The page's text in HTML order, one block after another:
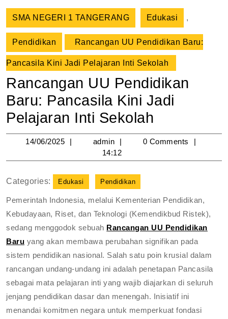
SMA NEGERI 1 TANGERANG Edukasi ,
Pendidikan Rancangan UU Pendidikan Baru:
Pancasila Kini Jadi Pelajaran Inti Sekolah
Rancangan UU Pendidikan
Baru: Pancasila Kini Jadi
Pelajaran Inti Sekolah
14/06/2025 14/06/2025
admin admin0 Comments
14:12
Categories: Edukasi Pendidikan
Pemerintah Indonesia, melalui Kementerian Pendidikan,
Kebudayaan, Riset, dan Teknologi (Kemendikbud Ristek),
sedang menggodok sebuah Rancangan UU Pendidikan
Baru yang akan membawa perubahan signifikan pada
sistem pendidikan nasional. Salah satu poin krusial dalam
rancangan undang-undang ini adalah penetapan Pancasila
sebagai mata pelajaran inti yang wajib diajarkan di seluruh
jenjang pendidikan dasar dan menengah. Inisiatif ini
menandai komitmen negara untuk memperkuat fondasi